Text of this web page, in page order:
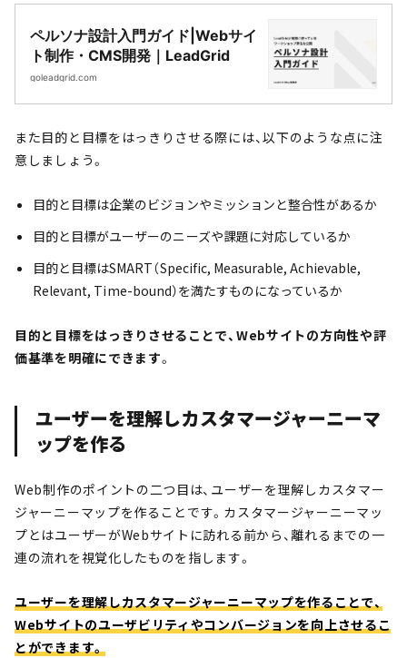
ペルソナ設計入門ガイド|Webサイ
ト制作・CMS開発｜LeadGrid
goleadgrid.com
また目的と目標をはっきりさせる際には、以下のような点に注
意しましょう。
目的と目標は企業のビジョンやミッションと整合性があるか
目的と目標がユーザーのニーズや課題に対応しているか
目的と目標はSMART（Specific, Measurable, Achievable,
Relevant, Time-bound）を満たすものになっているか
目的と目標をはっきりさせることで、Webサイトの方向性や評
価基準を明確にできます。
ユーザーを理解しカスタマージャーニーマ
ップを作る
Web制作のポイントの二つ目は、ユーザーを理解しカスタマー
ジャーニーマップを作ることです。カスタマージャーニーマッ
プとはユーザーがWebサイトに訪れる前から、離れるまでの一
連の流れを視覚化したものを指します。
ユーザーを理解しカスタマージャーニーマップを作ることで、
Webサイトのユーザビリティやコンバージョンを向上させるこ
とができます。